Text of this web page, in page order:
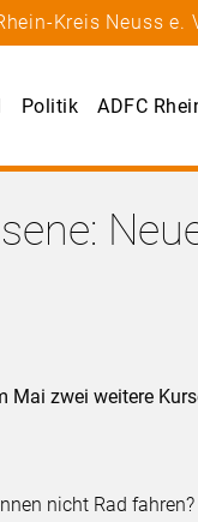
Kreis Neuss e.
Politik ADFC
Mai zwei weitere
nicht Rad